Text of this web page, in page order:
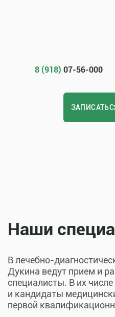
8 (918) 07-56-000
Наши
В лечебно-
Дукина ведут прием и
специалисты. В их
и кандидаты
первой